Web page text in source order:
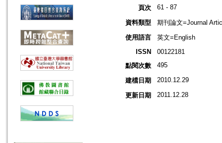
頁次 61 - 87
資料類型
期刊論文=Journal
使用語言
英文=English
ISSN
00122181
點閱次數
495
建檔日期 2010.12.29
更新日期 2011.12.28